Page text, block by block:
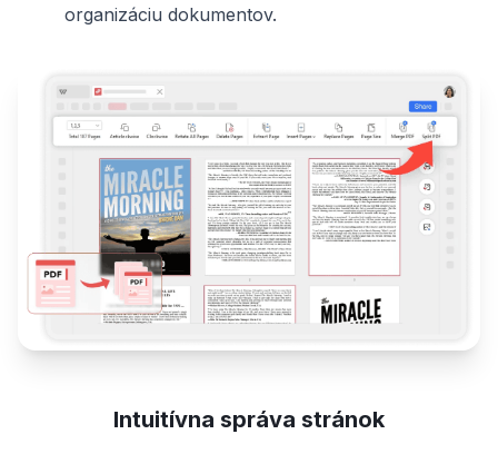
organizáciu dokumentov.
Intuitívna správa stránok